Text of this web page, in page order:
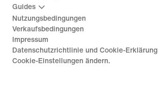
Guides
Nutzungsbedingungen
Verkaufsbedingungen
Impressum
Datenschutzrichtlinie und Cookie-Erklärung
Cookie-Einstellungen ändern.